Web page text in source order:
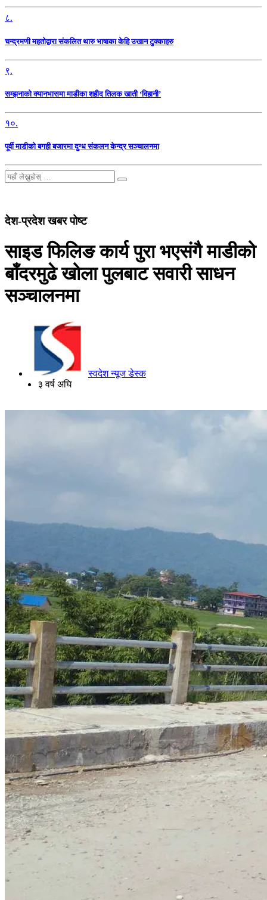
८.
चन्द्रमणी महतोद्वारा संकलित थारु भाषाका केहि उखान टुक्काहरु
९.
सम्झनाको क्यानभासमा माडीका शहीद तिलक खाती ‘विहानी’
१०.
पूर्वी माडीको बगही बजारमा दुग्ध संकलन केन्द्र सञ्चालनमा
देश-प्रदेश खबर पोष्ट
साइड फिलिङ कार्य पुरा भएसंगै माडीको
बाँदरमुढे खोला पुलबाट सवारी साधन
सञ्चालनमा
स्वदेश न्यूज डेस्क
३ वर्ष अघि